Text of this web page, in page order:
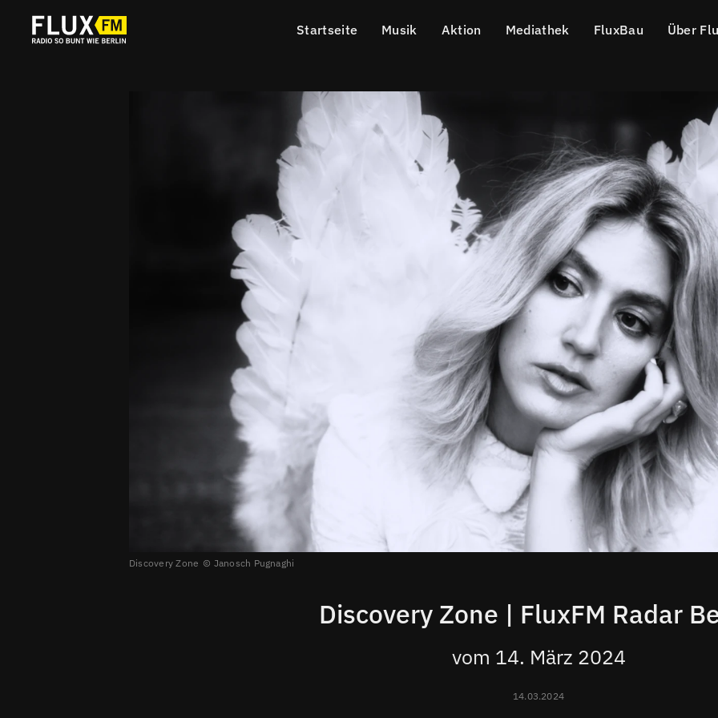
Startseite Musik Aktion Mediathek FluxBau Über
Discovery Zone Janosch Pugnaghi
Discovery Zone | FluxFM Radar
vom 14. März 2024
14.03.2024